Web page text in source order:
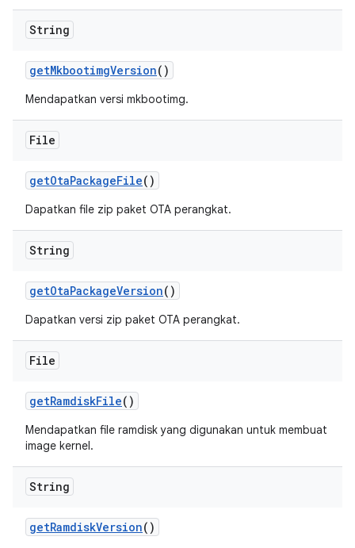
String
getMkbootimgVersion()
Mendapatkan versi mkbootimg.
File
getOtaPackageFile()
Dapatkan file zip paket OTA perangkat.
String
getOtaPackageVersion()
Dapatkan versi zip paket OTA perangkat.
File
getRamdiskFile()
Mendapatkan file ramdisk yang digunakan untuk membuat
image kernel.
String
getRamdiskVersion()